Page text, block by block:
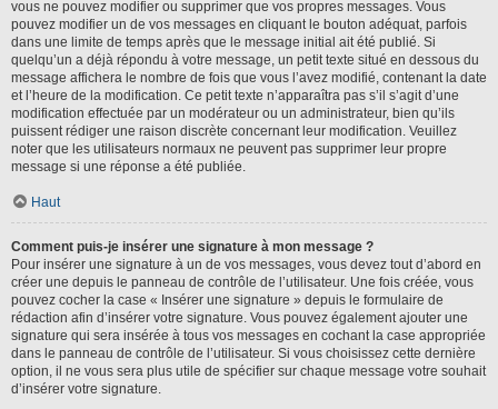
vous ne pouvez modifier ou supprimer que vos propres messages. Vous
pouvez modifier un de vos messages en cliquant le bouton adéquat, parfois
dans une limite de temps après que le message initial ait été publié. Si
quelqu’un a déjà répondu à votre message, un petit texte situé en dessous du
message affichera le nombre de fois que vous l’avez modifié, contenant la date
et l’heure de la modification. Ce petit texte n’apparaîtra pas s’il s’agit d’une
modification effectuée par un modérateur ou un administrateur, bien qu’ils
puissent rédiger une raison discrète concernant leur modification. Veuillez
noter que les utilisateurs normaux ne peuvent pas supprimer leur propre
message si une réponse a été publiée.
Haut
Comment puis-je insérer une signature à mon message ?
Pour insérer une signature à un de vos messages, vous devez tout d’abord en
créer une depuis le panneau de contrôle de l’utilisateur. Une fois créée, vous
pouvez cocher la case « Insérer une signature » depuis le formulaire de
rédaction afin d’insérer votre signature. Vous pouvez également ajouter une
signature qui sera insérée à tous vos messages en cochant la case appropriée
dans le panneau de contrôle de l’utilisateur. Si vous choisissez cette dernière
option, il ne vous sera plus utile de spécifier sur chaque message votre souhait
d’insérer votre signature.